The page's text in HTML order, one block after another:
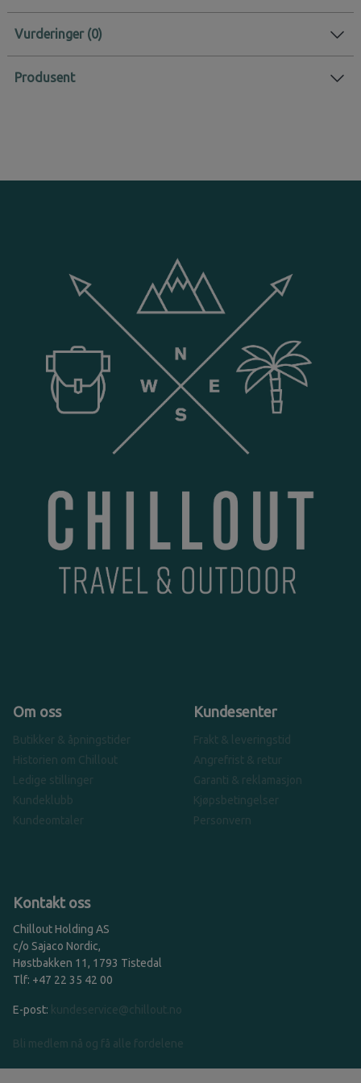
Vurderinger
Produsent
Om oss
Butikker & åpningstider
Historien om Chillout
Ledige stillinger
Kundeklubb
Kundeomtaler
Kundesenter
Frakt & leveringstid
Angrefrist & retur
Garanti & reklamasjon
Kjøpsbetingelser
Personvern
Kontakt oss
Chillout Holding AS
c/o Sajaco Nordic,
Høstbakken 11, 1793 Tistedal
Tlf: +47 22 35 42 00
E-post: kundeservice@chillout.no
Bli medlem nå og få alle fordelene